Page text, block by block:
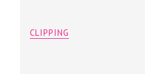
CLIPPING